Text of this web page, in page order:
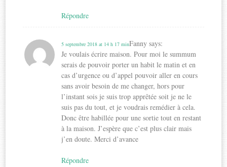
Répondre
Fanny says:
5 septembre 2018 at 14 h 17 min
Je voulais écrire maison. Pour moi le summum
serais de pouvoir porter un habit le matin et en
cas d’urgence ou d’appel pouvoir aller en cours
sans avoir besoin de me changer, hors pour
l’instant sois je suis trop apprêtée soit je ne le
suis pas du tout, et je voudrais remédier à cela.
Donc être habillée pour une sortie tout en restant
à la maison. J’espère que c’est plus clair mais
j’en doute. Merci d’avance
Répondre